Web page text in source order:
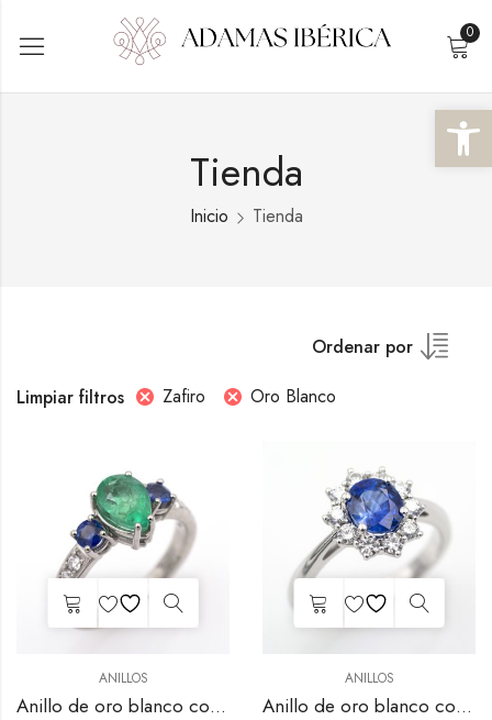
Abrir
0
Tienda
Inicio Tienda
Ordenar por
Limpiar filtros
Zafiro Oro Blanco
ANILLOS
Anillo de oro blanco con esmeralda, zafiros y diamantes.
ANILLOS
Anillo de oro blanco con zafiro azul y diamantes.